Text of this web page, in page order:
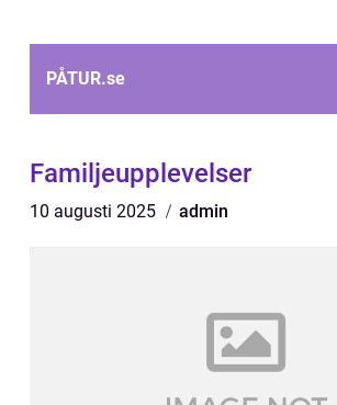
PÅTUR.se
Familjeupplevelser
10 augusti 2025 admin